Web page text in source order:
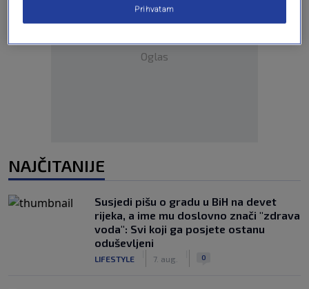
Oglas
NAJČITANIJE
Susjedi pišu o gradu u BiH na devet
rijeka, a ime mu doslovno znači "zdrava
voda": Svi koji ga posjete ostanu
oduševljeni
LIFESTYLE 7. aug. 0
Prihvatam